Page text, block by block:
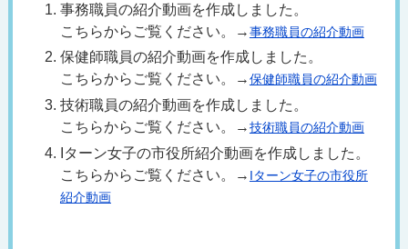
事務職員の紹介動画を作成しました。
こちらからご覧ください。→事務職員の紹介動画
保健師職員の紹介動画を作成しました。
こちらからご覧ください。→保健師職員の紹介動画
技術職員の紹介動画を作成しました。
こちらからご覧ください。→技術職員の紹介動画
Iターン女子の市役所紹介動画を作成しました。
こちらからご覧ください。→ Iターン女子の市役所
紹介動画